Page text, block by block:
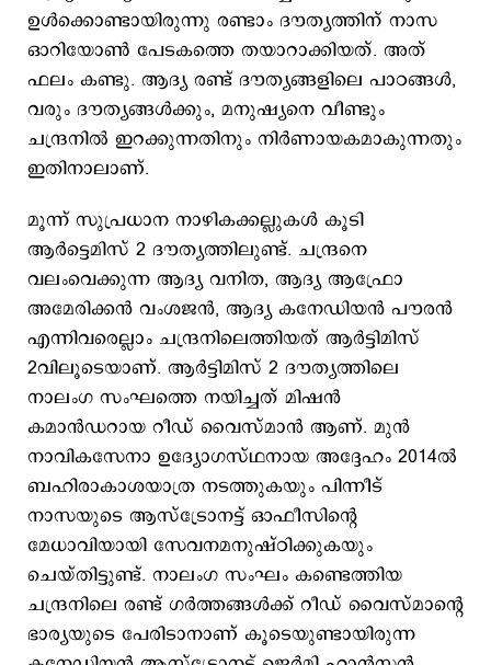
ഉള്‍ക്കൊണ്ടായിരുന്നു രണ്ടാം ദൗത്യത്തിന് നാസ
ഓറിയോണ്‍ പേടകത്തെ തയാറാക്കിയത്. അത്
ഫലം കണ്ടു. ആദ്യ രണ്ട് ദൗത്യങ്ങളിലെ പാഠങ്ങള്‍,
വരും ദൗത്യങ്ങള്‍ക്കും, മനുഷ്യനെ വീണ്ടും
ചന്ദ്രനില്‍ ഇറക്കുന്നതിനും നിര്‍ണായകമാകുന്നതും
ഇതിനാലാണ്.
മൂന്ന് സുപ്രധാന നാഴികക്കല്ലുകൾ കൂടി
ആർട്ടെമിസ് 2 ദൗത്യത്തിലുണ്ട്. ചന്ദ്രനെ
വലംവെക്കുന്ന ആദ്യ വനിത, ആദ്യ ആഫ്രോ
അമേരിക്കന്‍ വംശജന്‍, ആദ്യ കനേഡിയൻ പൗരന്‍
എന്നിവരെല്ലാം ചന്ദ്രനിലെത്തിയത് ആര്‍ട്ടിമിസ്
2വിലൂടെയാണ്. ആര്‍ട്ടിമിസ് 2 ദൗത്യത്തിലെ
നാലംഗ സംഘത്തെ നയിച്ചത് മിഷൻ
കമാൻഡറായ റീഡ് വൈസ്മാൻ ആണ്. മുൻ
നാവികസേനാ ഉദ്യോഗസ്ഥനായ അദ്ദേഹം 2014ൽ
ബഹിരാകാശയാത്ര നടത്തുകയും പിന്നീട്
നാസയുടെ ആസ്ട്രോനട്ട് ഓഫീസിന്റെ
മേധാവിയായി സേവനമനുഷ്ഠിക്കുകയും
ചെയ്തിട്ടുണ്ട്. നാലംഗ സംഘം കണ്ടെത്തിയ
ചന്ദ്രനിലെ രണ്ട് ഗര്‍ത്തങ്ങള്‍ക്ക് റീഡ് വൈസ്മാന്റെ
ഭാര്യയുടെ പേരിടാനാണ് കൂടെയുണ്ടായിരുന്ന